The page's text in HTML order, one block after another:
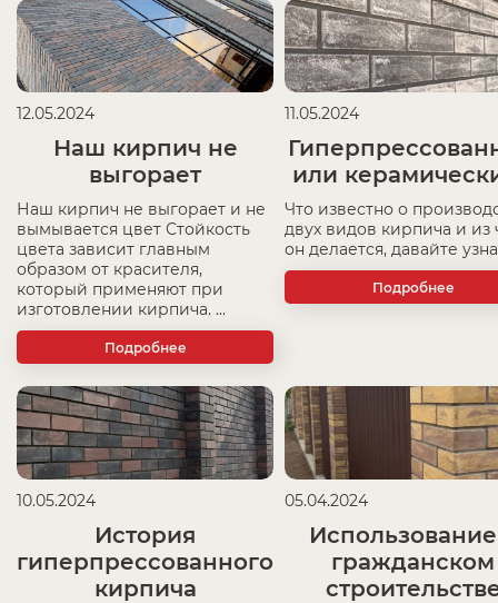
12.05.2024
Наш кирпич не
выгорает
Наш кирпич не выгорает и не
вымывается цвет Стойкость
цвета зависит главным
образом от красителя,
который применяют при
изготовлении кирпича. ...
Подробнее
11.05.2024
или
Что известно о
двух видов кирпича и из
он делается, давайте
Подробнее
10.05.2024
История
гиперпрессованного
кирпича
05.04.2024
гражданском